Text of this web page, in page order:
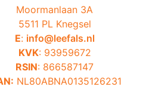
Moormanlaan 3A
5511 PL Knegsel
E: info@leefals.nl
KVK: 93959672
RSIN: 866587147
NL80ABNA0135126231